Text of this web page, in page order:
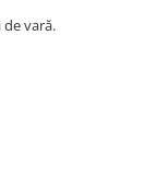
vară.